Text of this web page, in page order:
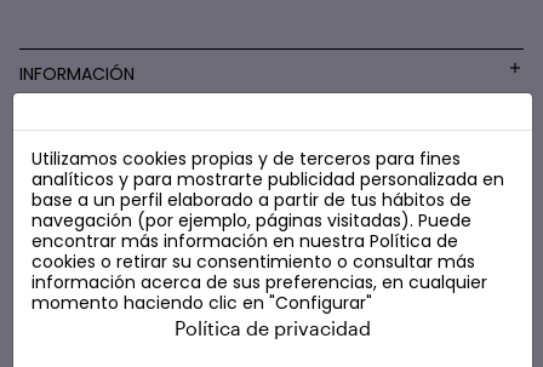
INFORMACIÓN
COSMÉTICA LOW COST
Utilizamos cookies propias y de terceros para fines
analíticos y para mostrarte publicidad personalizada en
base a un perfil elaborado a partir de tus hábitos de
navegación (por ejemplo, páginas visitadas). Puede
encontrar más información en nuestra Política de
cookies o retirar su consentimiento o consultar más
información acerca de sus preferencias, en cualquier
momento haciendo clic en "Configurar"
Política de privacidad